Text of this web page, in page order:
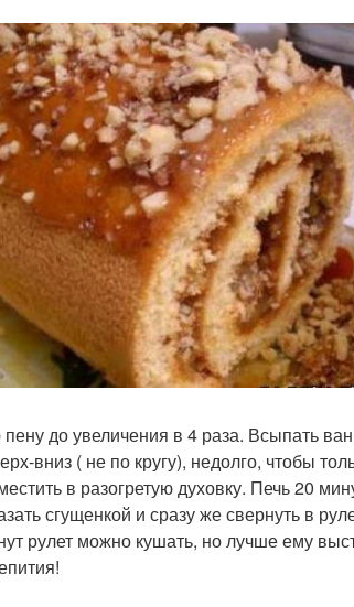
до увеличения в 4 раза. Всыпать
вниз ( не по кругу), недолго, чтобы
в разогретую духовку. Печь 20
сгущенкой и сразу же свернуть в
рулет можно кушать, но лучше ему